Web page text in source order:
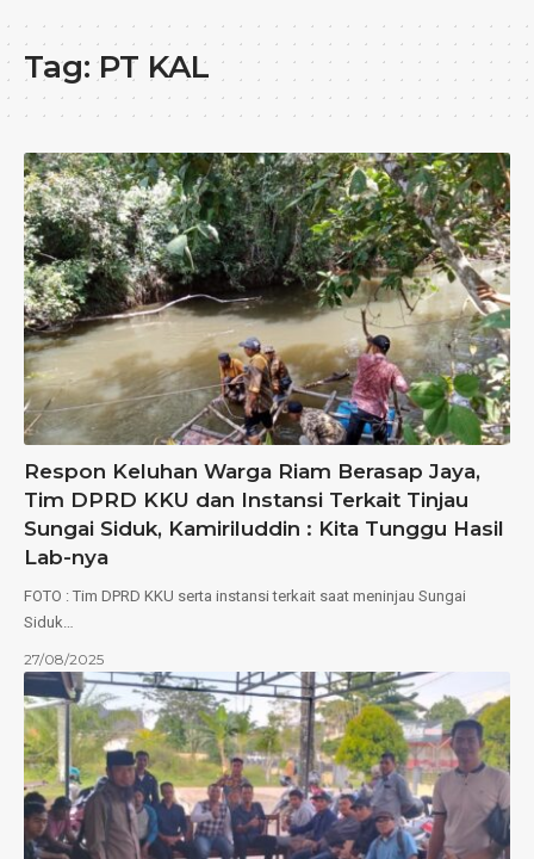
Tag:PT KAL
Respon Keluhan Warga Riam Berasap Jaya,
Tim DPRD KKU dan Instansi Terkait Tinjau
Sungai Siduk, Kamiriluddin : Kita Tunggu Hasil
Lab-nya
FOTO : Tim DPRD KKU serta instansi terkait saat meninjau Sungai
Siduk…
27/08/2025